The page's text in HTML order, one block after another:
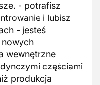
- potrafisz
i lubisz
- jesteś
wewnętrzne
częściami
produkcja